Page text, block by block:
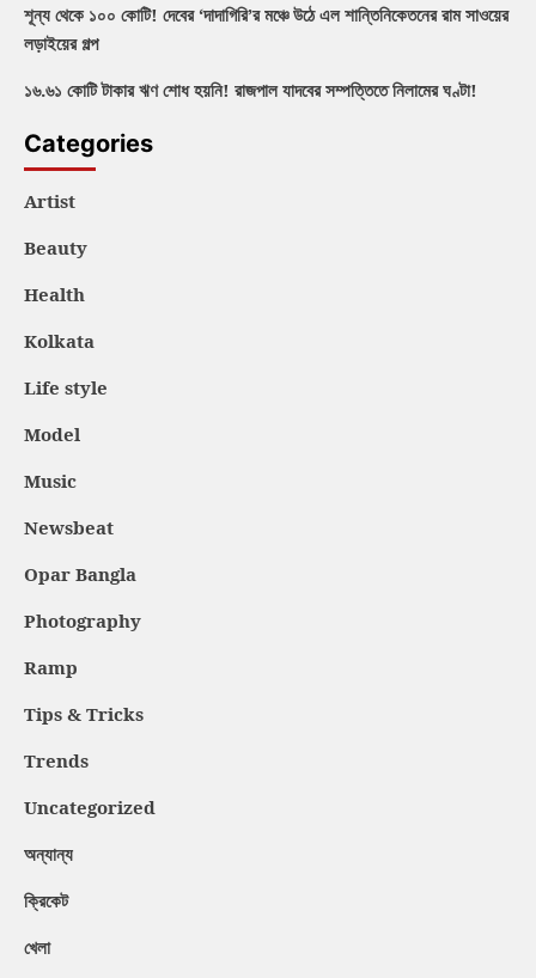
শূন্য থেকে ১০০ কোটি! দেবের ‘দাদাগিরি’র মঞ্চে উঠে এল শান্তিনিকেতনের রাম সাওয়ের
লড়াইয়ের গল্প
১৬.৬১ কোটি টাকার ঋণ শোধ হয়নি! রাজপাল যাদবের সম্পত্তিতে নিলামের ঘণ্টা!
Categories
Artist
Beauty
Health
Kolkata
Life style
Model
Music
Newsbeat
Opar Bangla
Photography
Ramp
Tips & Tricks
Trends
Uncategorized
অন্যান্য
ক্রিকেট
খেলা